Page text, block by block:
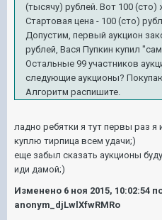
(тысячу) рублей. Вот 100 (сто)
Стартовая цена - 100 (сто)
Допустим, первый аукцион
рублей, Вася Пупкин купил
Остальные 99 участников
следующие аукционы?
Алгоритм распишите.
ладно ребятки я тут первы раз я
куплю тирпица всем удачи;)
еще забыл сказать аукционы
иди дамой;)
Изменено 6 ноя 2015, 10:02:54
anonym_djLwlXfwRMRo